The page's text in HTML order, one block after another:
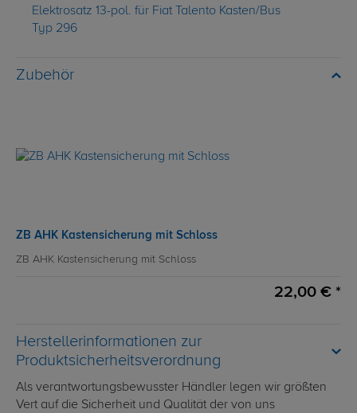
Elektrosatz 13-pol. für Fiat Talento Kasten/Bus
Typ 296
Zubehör
ZB AHK Kastensicherung mit Schloss
ZB AHK Kastensicherung mit Schloss
22,00 € *
Herstellerinformationen zur
Produktsicherheitsverordnung
Als verantwortungsbewusster Händler legen wir größten
Vert auf die Sicherheit und Qualität der von uns